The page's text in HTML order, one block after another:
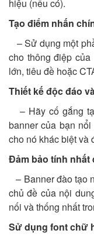
hiệu (nếu có).
Tạo điểm nhấn
– Sử dụng một
cho thông điệp
lớn, tiêu đề hoặc
Thiết kế độc đáo
– Hãy cố gắng
banner của bạn
cho nó khác biệt và
Đảm bảo tính nhất
– Banner đào tạo
chủ đề của nội
nối và thống nhất
Sử dụng font chữ